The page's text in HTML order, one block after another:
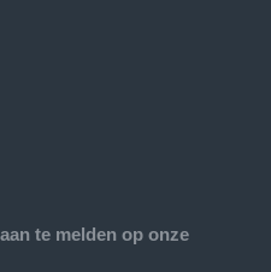
te melden op onze